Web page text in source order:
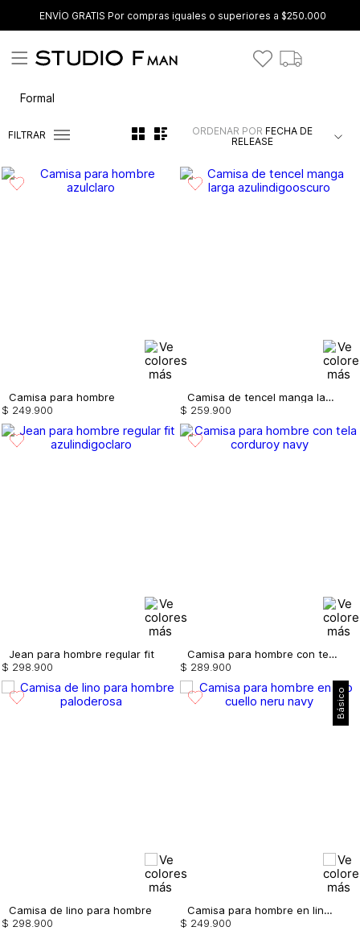
ENVÍO GRATIS Por compras iguales o superiores a $250.000
Formal
FILTRAR ORDENAR POR FECHA DE
RELEASE
Camisa para hombre
$ 249 900
Camisa de tencel manga larga
$ 259 900
Jean para hombre regular fit
$ 298 900
Camisa para hombre con tela corduroy
$ 289 900
Camisa de lino para hombre
$ 298.900
Básico
Camisa para hombre en lino cuello neru
$ 249.900